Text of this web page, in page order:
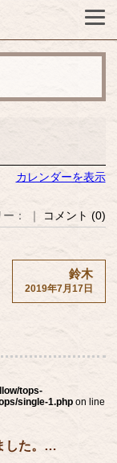
カレンダーを表示
： ｜ コメント (0)
鈴木
2019年7月17日
tops-
single-1.php on line
した。…